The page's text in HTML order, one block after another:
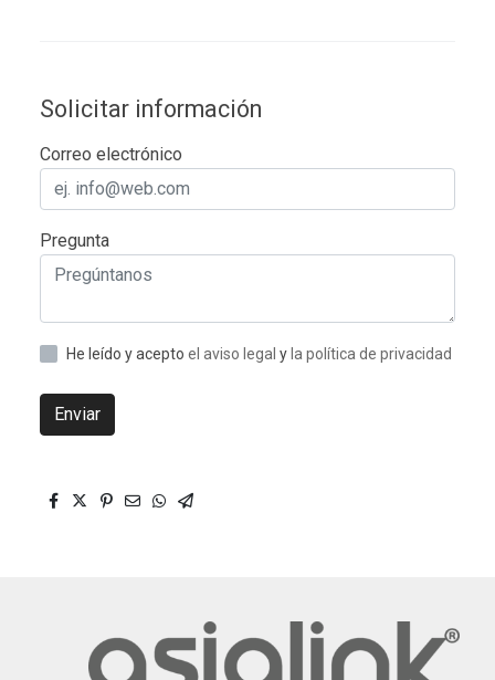
Solicitar información
Correo electrónico
Pregunta
He leído y acepto el aviso legal y la política de privacidad
Enviar